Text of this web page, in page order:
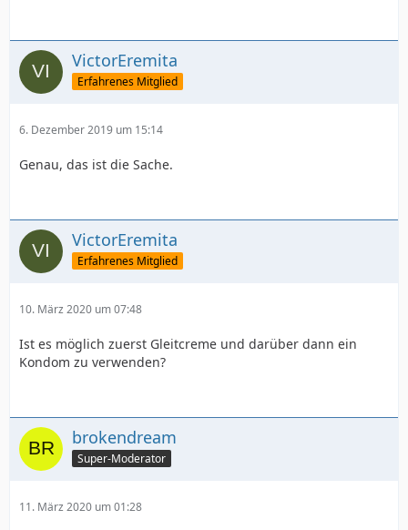
VictorEremita
Erfahrenes Mitglied
6. Dezember 2019 um 15:14
Genau, das ist die Sache.
VictorEremita
Erfahrenes Mitglied
10. März 2020 um 07:48
Ist es möglich zuerst Gleitcreme und darüber dann ein
Kondom zu verwenden?
brokendream
Super-Moderator
11. März 2020 um 01:28